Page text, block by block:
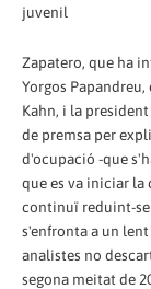
juvenil
Zapatero, que ha
Yorgos
Kahn, i la
de premsa per
d'ocupació -que
que es va iniciar la
continuï reduint-se
s'enfronta a un
analistes no
segona meitat de